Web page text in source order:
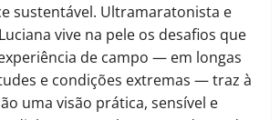
sustentável. Ultramaratonista e
vive na pele os desafios que
de campo — em longas
e condições extremas — traz à
uma visão prática, sensível e